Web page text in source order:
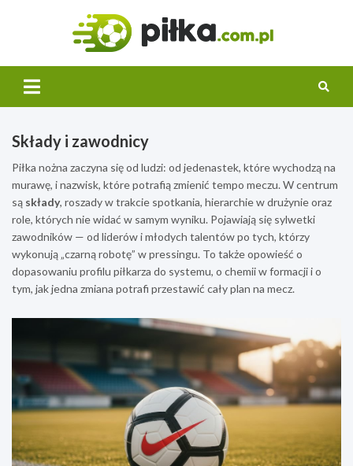
Składy i zawodnicy
Piłka nożna zaczyna się od ludzi: od jedenastek, które wychodzą na
murawę, i nazwisk, które potrafią zmienić tempo meczu. W centrum
są składy, roszady w trakcie spotkania, hierarchie w drużynie oraz
role, których nie widać w samym wyniku. Pojawiają się sylwetki
zawodników — od liderów i młodych talentów po tych, którzy
wykonują „czarną robotę” w pressingu. To także opowieść o
dopasowaniu profilu piłkarza do systemu, o chemii w formacji i o
tym, jak jedna zmiana potrafi przestawić cały plan na mecz.